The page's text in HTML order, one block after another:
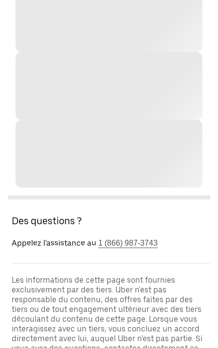
Des questions ?
Appelez l'assistance au 1 (866) 987-3743
Les informations de cette page sont fournies
exclusivement par des tiers. Uber n'est pas
responsable du contenu, des offres faites par des
tiers ou de tout engagement ultérieur avec des tiers
découlant du contenu de cette page. Lorsque vous
interagissez avec un tiers, vous concluez un accord
directement avec lui, auquel Uber n'est pas partie. Si